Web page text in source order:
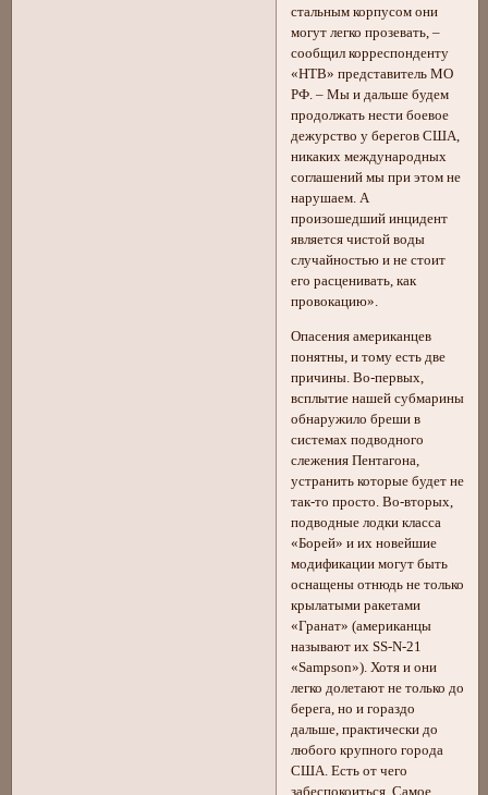
стальным корпусом они
могут легко прозевать, –
сообщил корреспонденту
«НТВ» представитель МО
РФ. – Мы и дальше будем
продолжать нести боевое
дежурство у берегов США,
никаких международных
соглашений мы при этом не
нарушаем. А
произошедший инцидент
является чистой воды
случайностью и не стоит
его расценивать, как
провокацию».
Опасения американцев
понятны, и тому есть две
причины. Во-первых,
всплытие нашей субмарины
обнаружило бреши в
системах подводного
слежения Пентагона,
устранить которые будет не
так-то просто. Во-вторых,
подводные лодки класса
«Борей» и их новейшие
модификации могут быть
оснащены отнюдь не только
крылатыми ракетами
«Гранат» (американцы
называют их SS-N-21
«Sampson»). Хотя и они
легко долетают не только до
берега, но и гораздо
дальше, практически до
любого крупного города
США. Есть от чего
забеспокоиться. Самое